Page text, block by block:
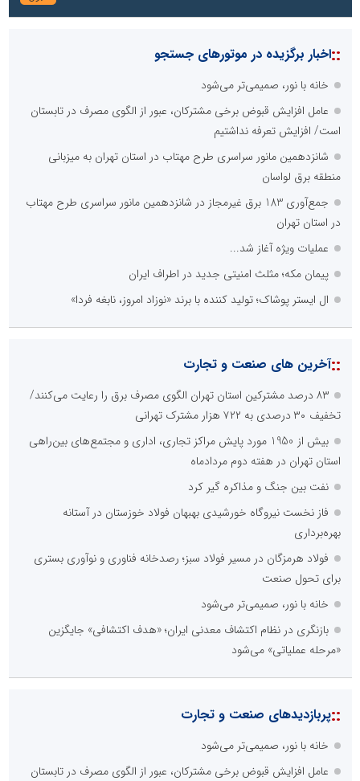
::اخبار برگزیده در موتورهای جستجو
خانه با نور، صمیمی‌تر می‌شود
عامل افزایش قبوض برخی مشترکان، عبور از الگوی مصرف در تابستان
است/ افزایش تعرفه نداشتیم
شانزدهمین مانور سراسری طرح مهتاب در استان تهران به میزبانی
منطقه برق لواسان
جمع‌آوری 183 برق غیرمجاز در شانزدهمین مانور سراسری طرح مهتاب
در استان تهران
عملیات ویژه آغاز شد...
پیمان مکه؛ مثلث امنیتی جدید در اطراف ایران
ال ایستر پوشاک؛ تولید کننده با برند «نوزاد امروز، نابغه فردا»
::آخرین های صنعت و تجارت
۸۳ درصد مشترکین استان تهران الگوی مصرف برق را رعایت می‌کنند/
تخفیف ۳۰ درصدی به ۷۲۲ هزار مشترک تهرانی
بیش از 1950 مورد پایش مراکز تجاری، اداری و مجتمع‌های بین‌راهی
استان تهران در هفته دوم مردادماه
نفت بین جنگ و مذاکره گیر کرد
فاز نخست نیروگاه خورشیدی بهبهان فولاد خوزستان در آستانه
بهره‌برداری
فولاد هرمزگان در مسیر فولاد سبز؛ رصدخانه فناوری و نوآوری بستری
برای تحول صنعت
خانه با نور، صمیمی‌تر می‌شود
بازنگری در نظام اکتشاف معدنی ایران؛ «هدف اکتشافی» جایگزین
«مرحله عملیاتی» می‌شود
::پربازدیدهای صنعت و تجارت
خانه با نور، صمیمی‌تر می‌شود
عامل افزایش قبوض برخی مشترکان، عبور از الگوی مصرف در تابستان